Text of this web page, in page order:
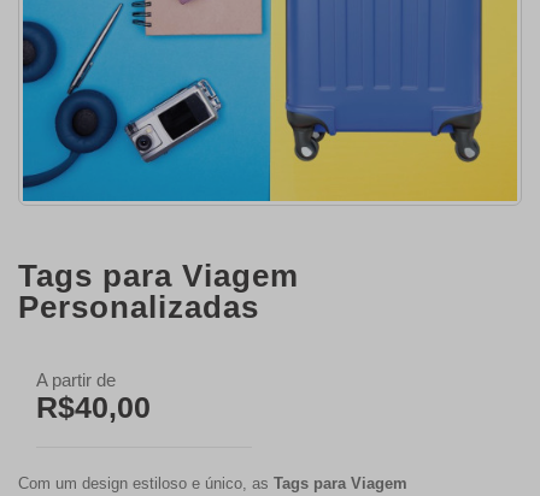
Tags para Viagem
Personalizadas
A partir de
R$40,00
Com um design estiloso e único, as Tags para Viagem